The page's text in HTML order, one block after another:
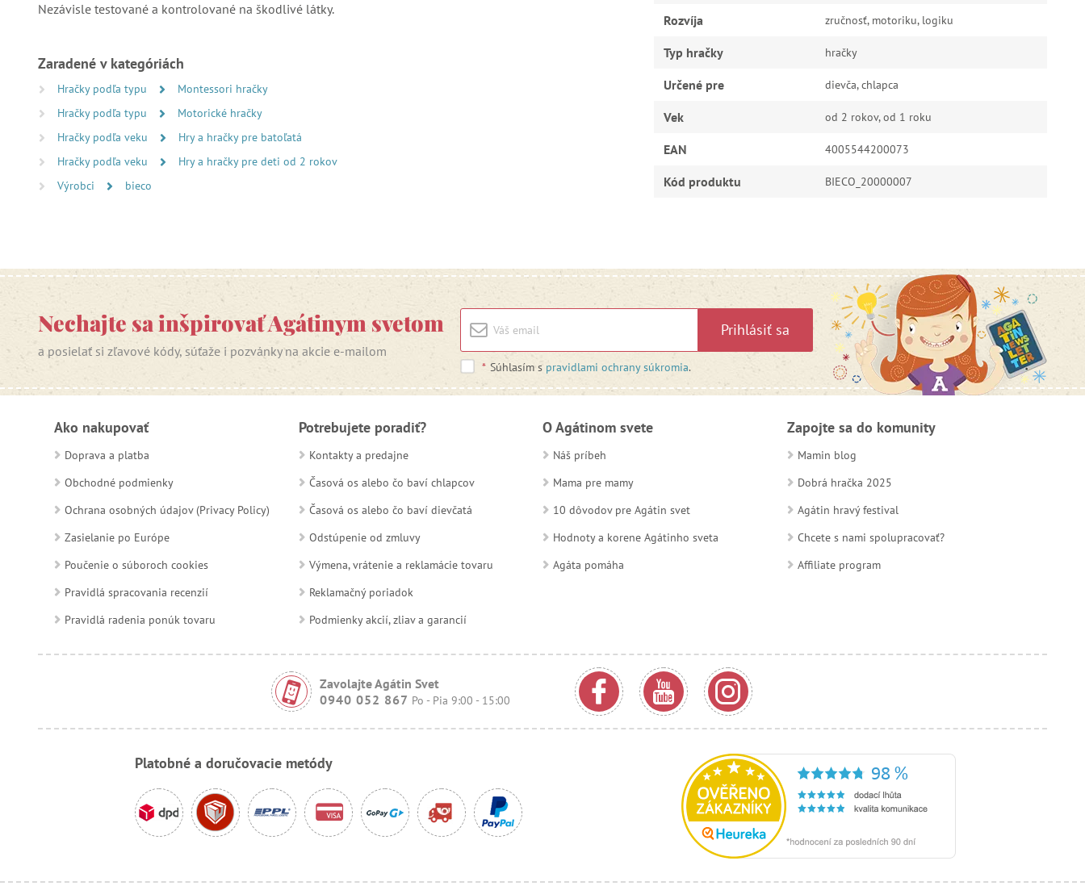
Nezávisle testované a kontrolované na škodlivé látky.
Zaradené v kategóriách
Hračky podľa typu
Montessori hračky
Hračky podľa typu
Motorické hračky
Hračky podľa veku
Hry a hračky pre batoľatá
Hračky podľa veku
Hry a hračky pre deti od 2 rokov
Výrobci
bieco
Rozvíja zručnosť, motoriku, logiku
Typ hračky hračky
Určené pre dievča, chlapca
Vek od 2 rokov, od 1 roku
EAN 4005544200073
Kód produktu BIECO_20000007
Nechajte sa inšpirovať Agátinym svetom
a posielať si zľavové kódy, súťaže i pozvánky na akcie e-mailom
Prihlásiť sa
* Súhlasím s pravidlami ochrany súkromia.
Ako nakupovať
Doprava a platba
Obchodné podmienky
Ochrana osobných údajov (Privacy Policy)
Zasielanie po Európe
Poučenie o súboroch cookies
Pravidlá spracovania recenzií
Pravidlá radenia ponúk tovaru
Potrebujete poradiť?
Kontakty a predajne
Časová os alebo čo baví chlapcov
Časová os alebo čo baví dievčatá
Odstúpenie od zmluvy
Výmena, vrátenie a reklamácie tovaru
Reklamačný poriadok
Podmienky akcií, zliav a garancií
O Agátinom svete
Náš príbeh
Mama pre mamy
10 dôvodov pre Agátin svet
Hodnoty a korene Agátinho sveta
Agáta pomáha
Zapojte sa do komunity
Mamin blog
Dobrá hračka 2025
Agátin hravý festival
Chcete s nami spolupracovať?
Affiliate program
Zavolajte Agátin Svet
0940 052 867 Po - Pia 9:00 - 15:00
Platobné a doručovacie metódy